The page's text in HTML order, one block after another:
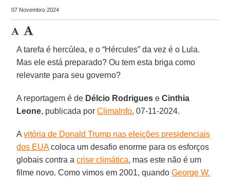
07 Novembro 2024
A tarefa é hercúlea, e o “Hércules” da vez é o Lula.
Mas ele está preparado? Ou tem esta briga como
relevante para seu governo?
A reportagem é de Délcio Rodrigues eCinthia
Leone, publicada porClimaInfo, 07-11-2024.
Avitória de Donald Trump nas eleições presidenciais
dos EUAcoloca um desafio enorme para os esforços
globais contra acrise climática, mas este não é um
filme novo. Como vimos em 2001, quandoGeorge W.